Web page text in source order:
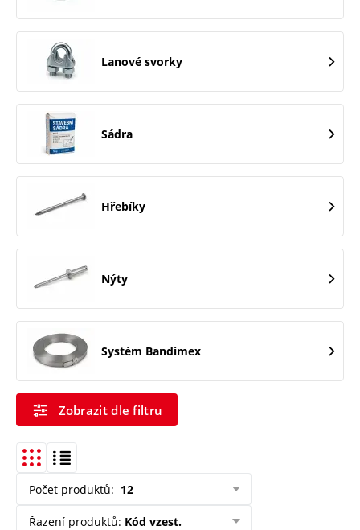
Lanové svorky
Sádra
Hřebíky
Nýty
Systém Bandimex
Zobrazit dle filtru
Počet produktů: 12
Řazení produktů: Kód vzest.